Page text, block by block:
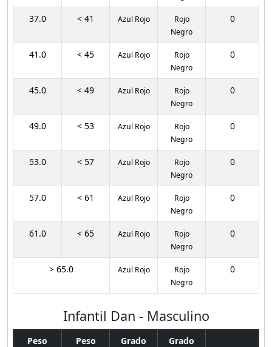
37.0 < 41 Azul Rojo
Rojo
Negro
0
41.0 < 45 Azul Rojo
Rojo
Negro
0
45.0 < 49 Azul Rojo
Rojo
Negro
0
49.0 < 53 Azul Rojo
Rojo
Negro
0
53.0 < 57 Azul Rojo
Rojo
Negro
0
57.0 < 61 Azul Rojo
Rojo
Negro
0
61.0 < 65 Azul Rojo
Rojo
Negro
0
> 65.0 Azul Rojo
Rojo
Negro
0
Infantil Dan - Masculino
Peso
Peso
Grado
Grado